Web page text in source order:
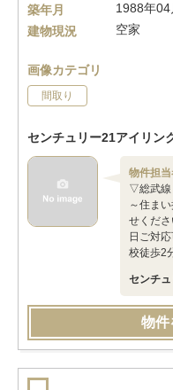
築年月
1988年04
建物現況
空家
画像カテゴリ
間取り
センチュリー21アイリン
物件担
▽総武線
～住ま
せくだ
日ご対
校徒歩2
センチ
物件